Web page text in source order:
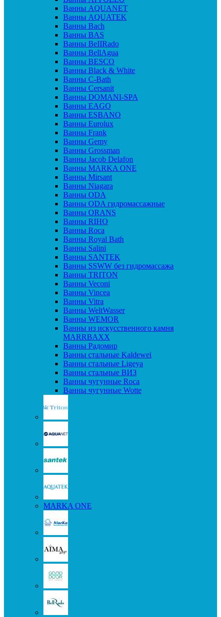
Ванны AQUANET
Ванны AQUATEK
Ванны Bach
Ванны BAS
Ванны BeIIRado
Ванны BellAgua
Ванны BESCO
Ванны Black & White
Ванны C-Bath
Ванны Cersanit
Ванны DOMANI-SPA
Ванны EAGO
Ванны ESBANO
Ванны Eurolux
Ванны Frank
Ванны Gemy
Ванны Grossman
Ванны Jacob Delafon
Ванны MARKA ONE
Ванны Mirsant
Ванны Niagara
Ванны ODA
Ванны ODA гидромассажные
Ванны ORANS
Ванны RIHO
Ванны Roca
Ванны Royal Bath
Ванны Salini
Ванны SANTEK
Ванны SSWW без гидромассажа
Ванны TRITON
Ванны Veconi
Ванны Vincea
Ванны Vitra
Ванны WeltWasser
Ванны WEMOR
Ванны из искусственного камня
MARRBAXX
Ванны Радомир
Ванны стальные Kaldewei
Ванны стальные Ligeya
Ванны стальные ВИЗ
Ванны чугунные Roca
Ванны чугунные Wotte
MARKA ONE